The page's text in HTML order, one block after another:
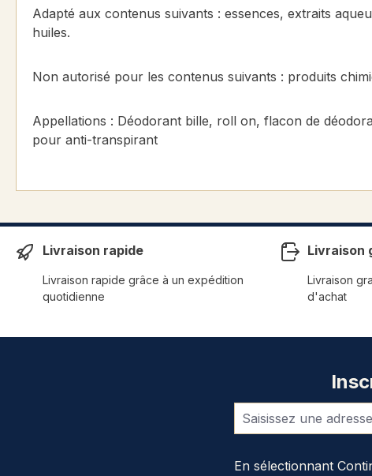
Adapté aux contenus suivants : essences, extraits
huiles.
Non autorisé pour les contenus suivants : produits
Appellations : Déodorant bille, roll on, flacon de
pour anti-transpirant
Livraison rapide
Livraison rapide grâce à un expédition
quotidienne
Livraison
Livraison
d'achat
En sélectionnant